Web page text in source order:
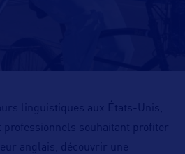
linguistiques aux États-Unis,
professionnels souhaitant profiter
anglais, découvrir une